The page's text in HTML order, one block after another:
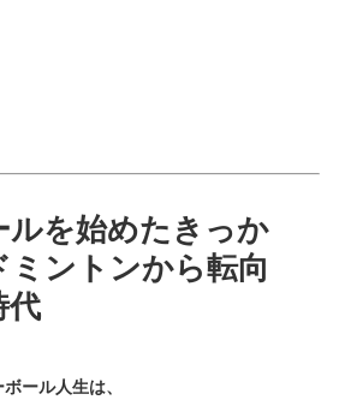
ルを始めたきっか
ミントンから転向
代
ール人生は、